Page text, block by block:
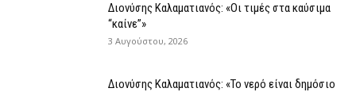
Διονύσης Καλαματιανός: «Οι τιμές στα καύσιμα
“καίνε”»
3 Αυγούστου, 2026
Διονύσης Καλαματιανός: «Το νερό είναι δημόσιο